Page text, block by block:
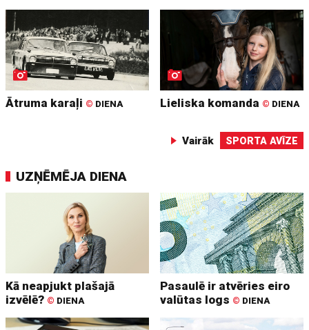
Ātruma karaļi © DIENA Lieliska komanda © DIENA
Vairāk SPORTA AVĪZE
UZŅĒMĒJA DIENA
Kā neapjukt plašajā
izvēlē? © DIENA
Pasaulē ir atvēries eiro
valūtas logs © DIENA